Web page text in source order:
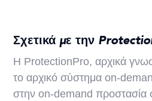
Σχετικά με την
Η ProtectionPro, αρχικά
το αρχικό σύστημα on-
στην on-demand